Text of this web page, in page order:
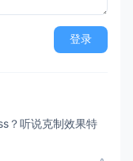
登录
？听说克制效果特